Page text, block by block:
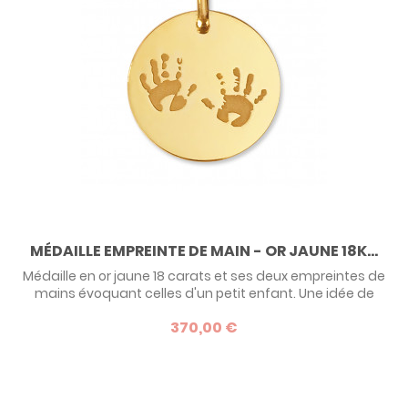
MÉDAILLE EMPREINTE DE MAIN - OR JAUNE 18K...
Médaille en or jaune 18 carats et ses deux empreintes de
mains évoquant celles d'un petit enfant. Une idée de
baptême.
370,00 €